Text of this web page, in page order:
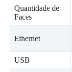
Quantidade de
Faces
Ethernet
USB